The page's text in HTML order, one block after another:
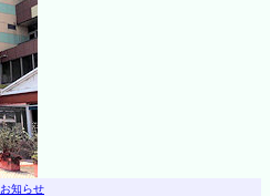
お知らせ